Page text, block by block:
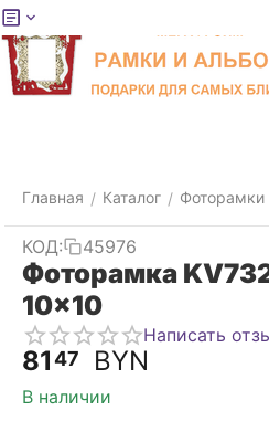
Главная / Каталог / Фоторамки
КОД: 45976
Фоторамка
10x10
Написать
8147 BYN
В наличии
Меню